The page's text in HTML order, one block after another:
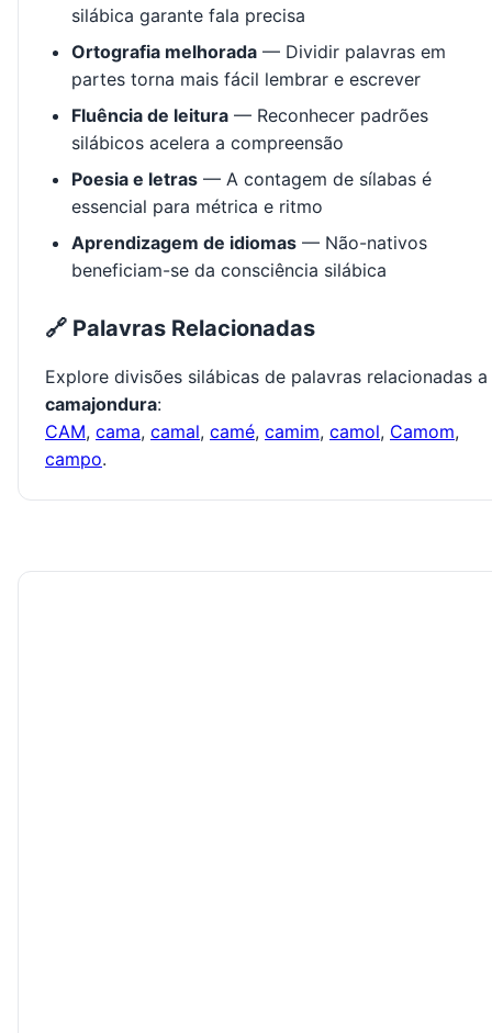
silábica garante fala precisa
Ortografia melhorada — Dividir palavras em
partes torna mais fácil lembrar e escrever
Fluência de leitura — Reconhecer padrões
silábicos acelera a compreensão
Poesia e letras — A contagem de sílabas é
essencial para métrica e ritmo
Aprendizagem de idiomas — Não-nativos
beneficiam-se da consciência silábica
🔗 Palavras Relacionadas
Explore divisões silábicas de palavras relacionadas a
camajondura:
CAM, cama, camal, camé, camim, camol, Camom,
campo.